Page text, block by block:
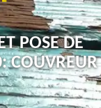
POSE DE
COUVREUR